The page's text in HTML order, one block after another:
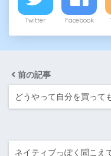
Twitter Facebook
前の記事
どうやって自分を買って
ネイティブっぽく聞こえ